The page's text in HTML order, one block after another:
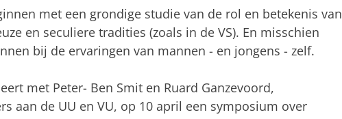
met een grondige studie van de rol en betekenis van
en seculiere tradities (zoals in de VS). En misschien
bij de ervaringen van mannen - en jongens - zelf.
met Peter- Ben Smit en Ruard Ganzevoord,
aan de UU en VU, op 10 april een symposium over